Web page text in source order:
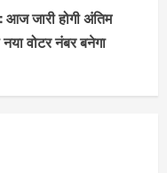
आज जारी होगी अंतिम
वोटर नंबर बनेगा